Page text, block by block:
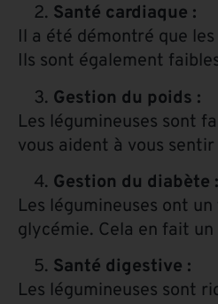
Santé cardiaque :
Il a été démontré que
Ils sont également
Gestion du poids :
Les légumineuses sont
vous aident à vous
Gestion du diabète :
Les légumineuses ont
glycémie. Cela en fait
Santé digestive :
Les légumineuses sont